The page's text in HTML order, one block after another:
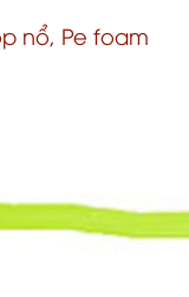
nổ, Pe foam